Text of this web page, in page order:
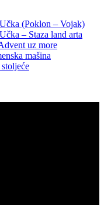
(Poklon – Vojak)
– Staza land arta
uz more
mašina